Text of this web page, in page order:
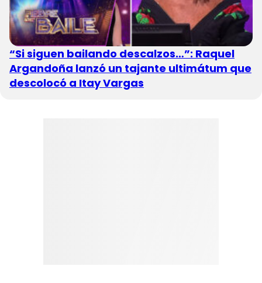
“Si siguen bailando descalzos…”: Raquel
Argandoña lanzó un tajante ultimátum que
descolocó a Itay Vargas